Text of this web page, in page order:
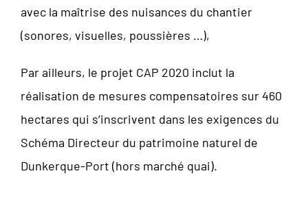
avec la maîtrise des nuisances du chantier
(sonores, visuelles, poussières …),
Par ailleurs, le projet CAP 2020 inclut la
réalisation de mesures compensatoires sur 460
hectares qui s’inscrivent dans les exigences du
Schéma Directeur du patrimoine naturel de
Dunkerque-Port (hors marché quai).